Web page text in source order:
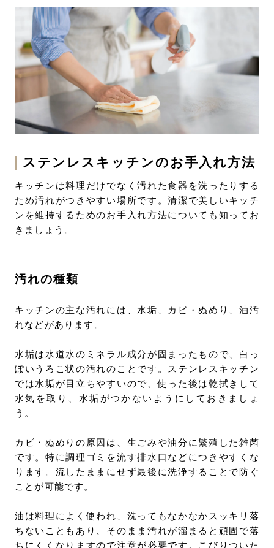
ステンレスキッチンのお手入れ方法
キッチンは料理だけでなく汚れた食器を洗ったりする
ため汚れがつきやすい場所です。清潔で美しいキッチ
ンを維持するためのお手入れ方法についても知ってお
きましょう。
汚れの種類
キッチンの主な汚れには、水垢、カビ・ぬめり、油汚
れなどがあります。
水垢は水道水のミネラル成分が固まったもので、白っ
ぽいうろこ状の汚れのことです。ステンレスキッチン
では水垢が目立ちやすいので、使った後は乾拭きして
水気を取り、水垢がつかないようにしておきましょ
う。
カビ・ぬめりの原因は、生ごみや油分に繁殖した雑菌
です。特に調理ゴミを流す排水口などにつきやすくな
ります。流したままにせず最後に洗浄することで防ぐ
ことが可能です。
油は料理によく使われ、洗ってもなかなかスッキリ落
ちないこともあり、そのまま汚れが溜まると頑固で落
ちにくくなりますので注意が必要です。こびりついた